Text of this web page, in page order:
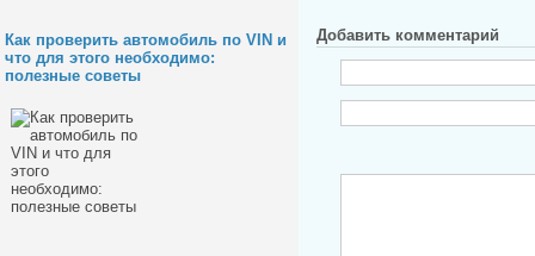
Как проверить автомобиль по VIN и
что для этого необходимо:
полезные советы
Добавить комментарий